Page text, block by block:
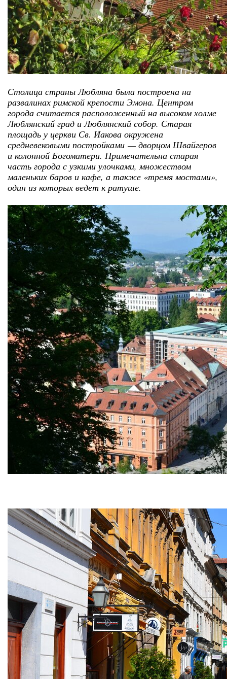
Столица страны Любляна была построена на
развалинах римской крепости Эмона. Центром
города считается расположенный на высоком холме
Люблянский град и Люблянский собор. Старая
площадь у церкви Св. Иакова окружена
средневековыми постройками — дворцом Швайгеров
и колонной Богоматери. Примечательна старая
часть города с узкими улочками, множеством
маленьких баров и кафе, а также «тремя мостами»,
один из которых ведет к ратуше.